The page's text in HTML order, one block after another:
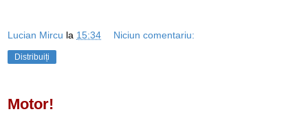
Lucian Mircu la 15:34 Niciun comentariu:
Distribuiți
Motor!